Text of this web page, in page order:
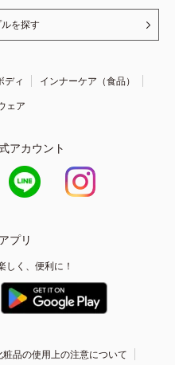
を探す
ディ
インナーケア（食品）
ェア
アカウント
プリ
しく、便利に！
粧品の使用上の注意について